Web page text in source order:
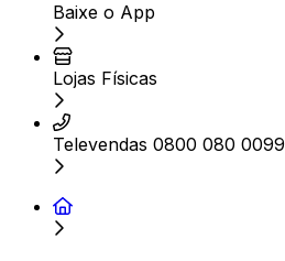
Baixe o App
Lojas Físicas
Televendas 0800 080 0099